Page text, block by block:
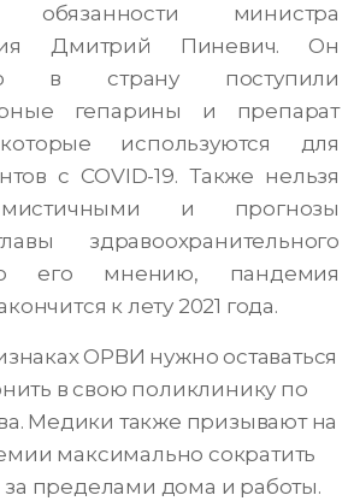
обязанности министра
Дмитрий Пиневич. Он
в страну поступили
гепарины и препарат
используются для
с COVID-19. Также нельзя
и прогнозы
здравоохранительного
его мнению, пандемия
к лету 2021 года.
ОРВИ нужно оставаться
в свою поликлинику по
Медики также призывают на
максимально сократить
за пределами дома и работы.